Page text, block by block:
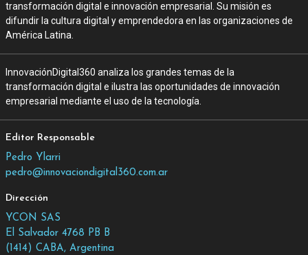
transformación digital e innovación empresarial. Su misión es
difundir la cultura digital y emprendedora en las organizaciones de
América Latina.
InnovaciónDigital360 analiza los grandes temas de la
transformación digital e ilustra las oportunidades de innovación
empresarial mediante el uso de la tecnología.
Editor Responsable
Pedro Ylarri
pedro@innovaciondigital360.com.ar
Dirección
YCON SAS
El Salvador 4768 PB B
(1414) CABA, Argentina